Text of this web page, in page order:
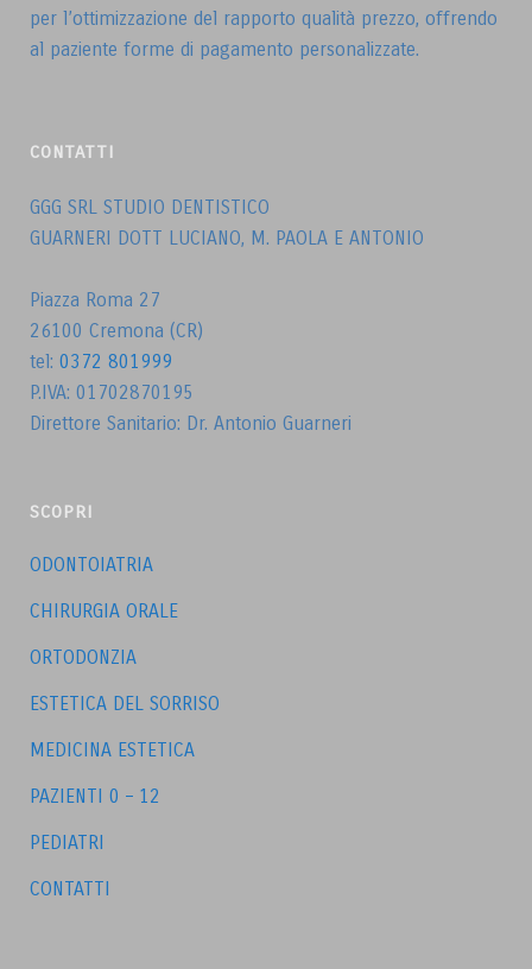
per l’ottimizzazione del rapporto qualità prezzo, offrendo
al paziente forme di pagamento personalizzate.
CONTATTI
GGG SRL STUDIO DENTISTICO
GUARNERI DOTT LUCIANO, M. PAOLA E ANTONIO
Piazza Roma 27
26100 Cremona (CR)
tel: 0372 801999
P.IVA: 01702870195
Direttore Sanitario: Dr. Antonio Guarneri
SCOPRI
ODONTOIATRIA
CHIRURGIA ORALE
ORTODONZIA
ESTETICA DEL SORRISO
MEDICINA ESTETICA
PAZIENTI 0 – 12
PEDIATRI
CONTATTI